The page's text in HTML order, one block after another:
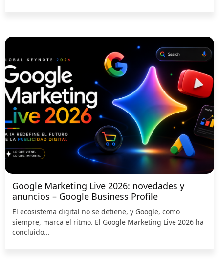
Google Marketing Live 2026: novedades y
anuncios – Google Business Profile
El ecosistema digital no se detiene, y Google, como
siempre, marca el ritmo. El Google Marketing Live 2026 ha
concluido...